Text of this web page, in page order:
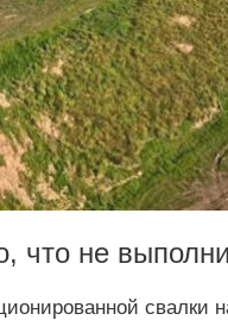
что не
свалки